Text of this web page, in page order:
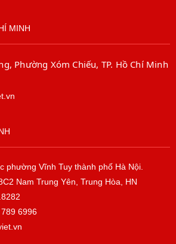
MINH
Phường Xóm Chiếu, TP. Hồ Chí Minh
phường Vĩnh Tuy thành phố Hà Nội.
Nam Trung Yên, Trung Hòa, HN
6996